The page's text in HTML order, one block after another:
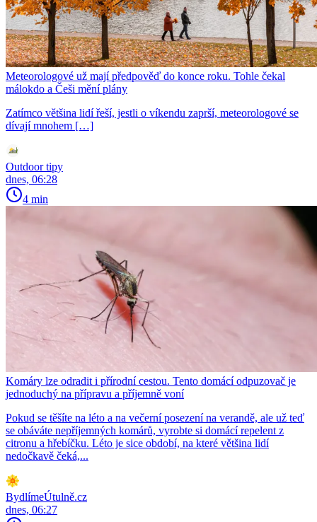
Meteorologové už mají předpověď do konce roku. Tohle čekal
málokdo a Češi mění plány
Zatímco většina lidí řeší, jestli o víkendu zaprší, meteorologové se
dívají mnohem […]
Outdoor tipy
dnes, 06:28
4 min
Komáry lze odradit i přírodní cestou. Tento domácí odpuzovač je
jednoduchý na přípravu a příjemně voní
Pokud se těšíte na léto a na večerní posezení na verandě, ale už teď
se obáváte nepříjemných komárů, vyrobte si domácí repelent z
citronu a hřebíčku. Léto je sice období, na které většina lidí
nedočkavě čeká,...
BydlímeÚtulně.cz
dnes, 06:27